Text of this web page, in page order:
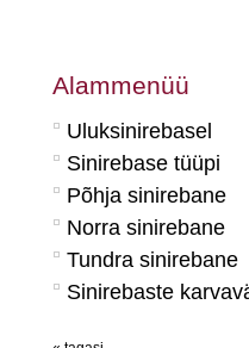
Alammenüü
Uluksinirebasel
Sinirebase tüüpi
Põhja sinirebane
Norra sinirebane
Tundra sinirebane
Sinirebaste